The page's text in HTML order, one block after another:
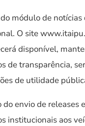
módulo de
O site
disponível,
de transparência,
de utilidade
do envio de releases
institucionais aos